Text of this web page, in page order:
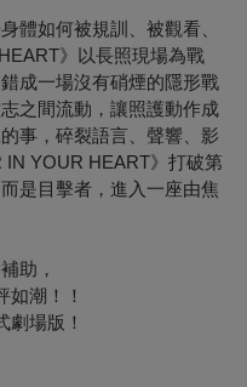
體如何被規訓、被觀看、
》以長照現場為戰
成一場沒有硝煙的隱形戰
之間流動，讓照護動作成
事，碎裂語言、聲響、影
YOUR HEART》打破第
是目擊者，進入一座由焦
助，
如潮！！
劇場版！